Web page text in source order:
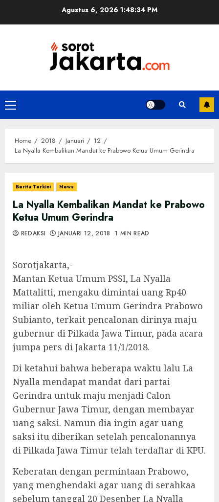
Agustus 6, 2026 1:48:35 PM
Primary
Menu
Home 2018 Januari
12
La Nyalla Kembalikan Mandat ke Prabowo Ketua Umum Gerindra
Berita Terkini News
La Nyalla Kembalikan Mandat ke Prabowo
Ketua Umum Gerindra
REDAKSI JANUARI 12, 2018 1 MIN READ
Sorotjakarta,-
Mantan Ketua Umum PSSI, La Nyalla
Mattalitti, mengaku dimintai uang Rp40
miliar oleh Ketua Umum Gerindra Prabowo
Subianto, terkait pencalonan dirinya maju
gubernur di Pilkada Jawa Timur, pada acara
jumpa pers di Jakarta 11/1/2018.
Di ketahui bahwa beberapa waktu lalu La
Nyalla mendapat mandat dari partai
Gerindra untuk maju menjadi Calon
Gubernur Jawa Timur, dengan membayar
uang saksi. Namun dia ingin agar uang
saksi itu diberikan setelah pencalonannya
di Pilkada Jawa Timur telah terdaftar di KPU.
Keberatan dengan permintaan Prabowo,
yang menghendaki agar uang di serahkaa
sebelum tanggal 20 Desenber La Nyalla